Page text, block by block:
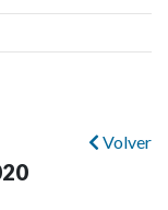
Volver